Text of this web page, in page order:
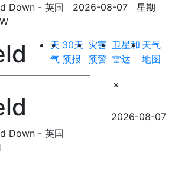
Down - 英国 2026-08-07 星期
天
气
30天
预报
灾害
预警
卫星和
雷达
天气
地图
×
Down - 英国
2026-08-07